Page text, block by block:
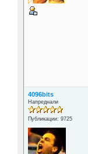
4096bits
Напреднали
Публикации: 9725